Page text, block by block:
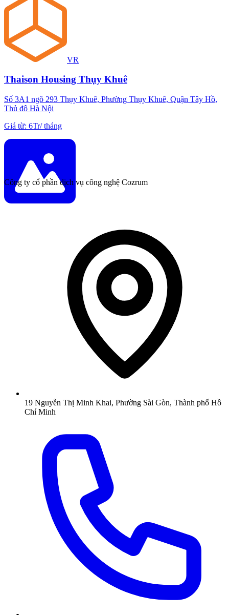
VR
Thaison Housing Thụy Khuê
Số 3A1 ngõ 293 Thụy Khuê, Phường Thụy Khuê, Quận Tây Hồ,
Thủ đô Hà Nội
Giá từ: 6Tr/tháng
Công ty cổ phần dịch vụ công nghệ Cozrum
19 Nguyễn Thị Minh Khai, Phường Sài Gòn, Thành phố Hồ
Chí Minh